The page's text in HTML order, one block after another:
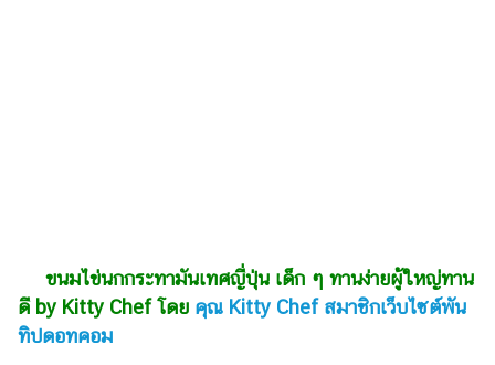
ตกแต่ง
มือ
ถือ
ขนมไข่นกกระทามันเทศญี่ปุ่น เด็ก ๆ ทานง่ายผู้ใหญ่ทาน
ดี by Kitty Chef โดย คุณ Kitty Chef สมาชิกเว็บไซต์พัน
ทิปดอทคอม